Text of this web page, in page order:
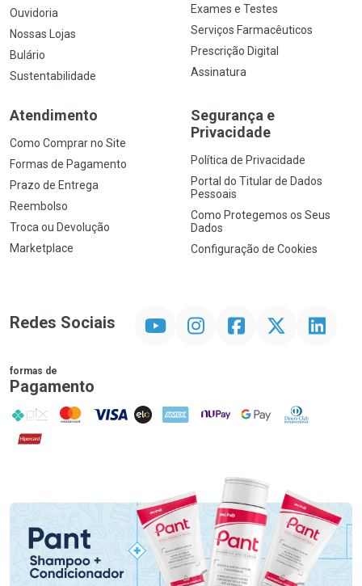
Ouvidoria
Nossas Lojas
Bulário
Sustentabilidade
Exames e Testes
Serviços Farmacêuticos
Prescrição Digital
Assinatura
Atendimento
Como Comprar no Site
Formas de Pagamento
Prazo de Entrega
Reembolso
Troca ou Devolução
Marketplace
Segurança e
Privacidade
Política de Privacidade
Portal do Titular de Dados
Pessoais
Como Protegemos os Seus
Dados
Configuração de Cookies
Redes Sociais InstagramFacebookTwitter Linkedin
formas de
Pagamento
PIX MasterCard
VISA ELO AMEX NuPay Google PayDiners Club
Hipercard
Promoção em Destaque